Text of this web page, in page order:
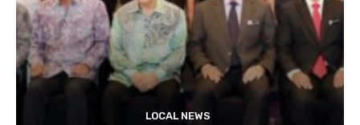
LOCAL NEWS